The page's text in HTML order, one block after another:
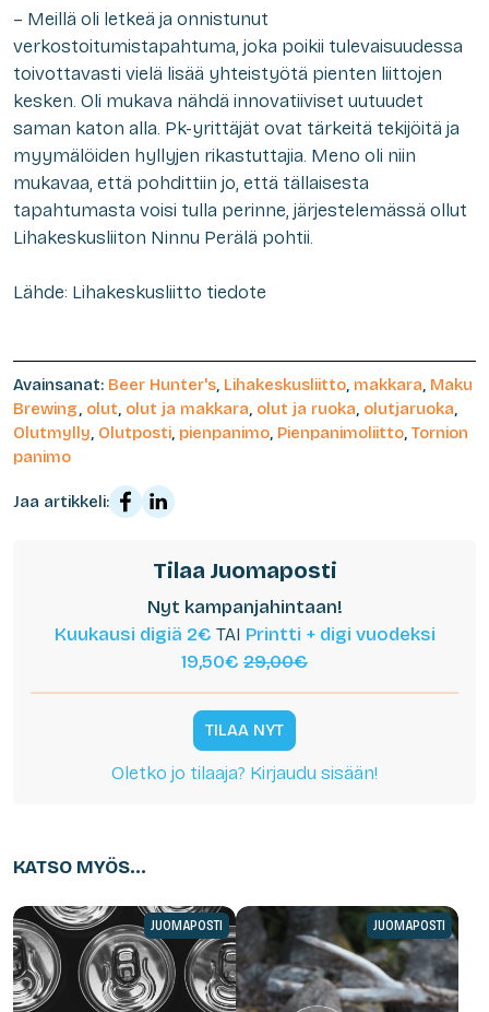
– Meillä oli letkeä ja onnistunut
verkostoitumistapahtuma, joka poikii tulevaisuudessa
toivottavasti vielä lisää yhteistyötä pienten liittojen
kesken. Oli mukava nähdä innovatiiviset uutuudet
saman katon alla. Pk-yrittäjät ovat tärkeitä tekijöitä ja
myymälöiden hyllyjen rikastuttajia. Meno oli niin
mukavaa, että pohdittiin jo, että tällaisesta
tapahtumasta voisi tulla perinne, järjestelemässä ollut
Lihakeskusliiton Ninnu Perälä pohtii.
Lähde: Lihakeskusliitto tiedote
Avainsanat: Beer Hunter's, Lihakeskusliitto, makkara, Maku
Brewing, olut, olut ja makkara, olut ja ruoka, olutjaruoka,
Olutmylly, Olutposti, pienpanimo, Pienpanimoliitto, Tornion
panimo
Jaa artikkeli:
Tilaa Juomaposti
Nyt kampanjahintaan!
Kuukausi digiä 2€ TAI Printti + digi vuodeksi
19,50€ 29,00€
TILAA NYT
Oletko jo tilaaja? Kirjaudu sisään!
KATSO MYÖS...
JUOMAPOSTI JUOMAPOSTI